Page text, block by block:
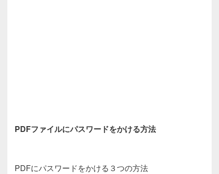
PDFファイルにパスワードをかける方法
PDFにパスワードをかける３つの方法